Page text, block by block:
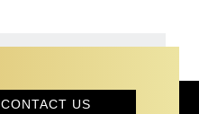
CONTACT US